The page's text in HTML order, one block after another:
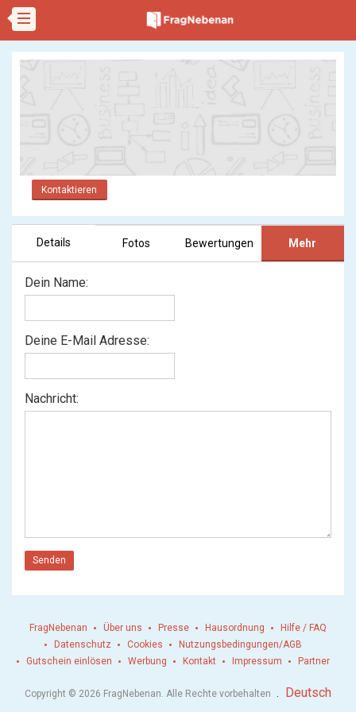
Kontaktieren
Details Fotos Bewertungen Mehr
Dein Name:
Deine E-Mail Adresse:
Nachricht:
Senden
FragNebenan Über uns Presse Hausordnung
Hilfe / FAQ
Datenschutz
Cookies
Nutzungsbedingungen/AGB
Gutschein einlösen
Werbung Kontakt Impressum Partner
Copyright © 2026 FragNebenan. Alle Rechte vorbehalten . Deutsch